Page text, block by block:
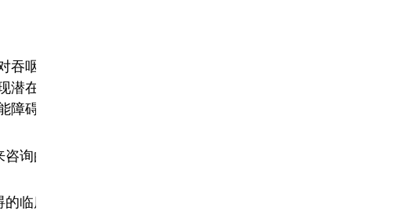
吞咽障碍相关人群对吞咽障碍康复的认知。
潜在的健康问题，为患者提供诊断和治疗建议，提高治疗效果
障碍，掌握正确的吞咽技巧，采取正确的吞咽进食方式，降低
询的人员提供吞咽功能评估，解答关于营养搭配、吞咽健康
临床多系统疾病诊断与治疗。